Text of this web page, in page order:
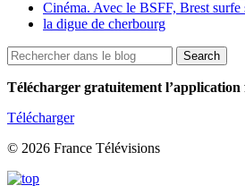
Cinéma. Avec le BSFF, Brest surfe
la digue de cherbourg
Télécharger gratuitement
Télécharger
© 2026 France Télévisions